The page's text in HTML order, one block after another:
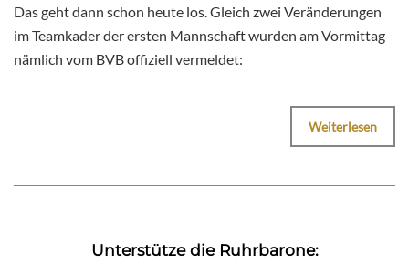
Das geht dann schon heute los. Gleich zwei Veränderungen
im Teamkader der ersten Mannschaft wurden am Vormittag
nämlich vom BVB offiziell vermeldet:
Weiterlesen
Unterstütze die Ruhrbarone: